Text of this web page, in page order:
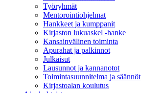
Työryhmät
Mentorointi­ohjelmat
Hankkeet ja kumppanit
Kirjaston lukuaskel -hanke
Kansainvälinen toiminta
Apurahat ja palkinnot
Julkaisut
Lausunnot ja kannanotot
Toimintasuunnitelma ja säännöt
Kirjastoalan koulutus